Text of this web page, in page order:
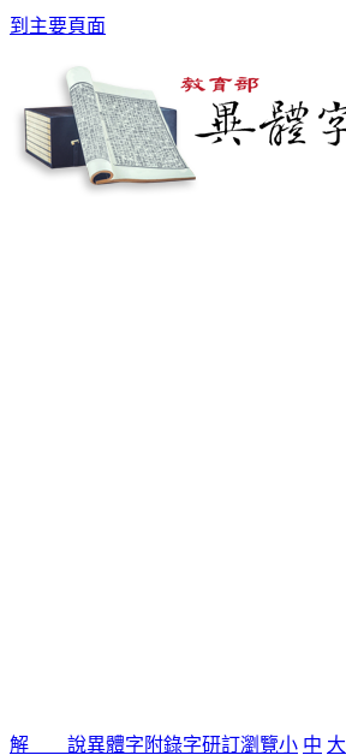
到主要頁面
解 說異體字 附錄字研訂瀏覽小 中 大